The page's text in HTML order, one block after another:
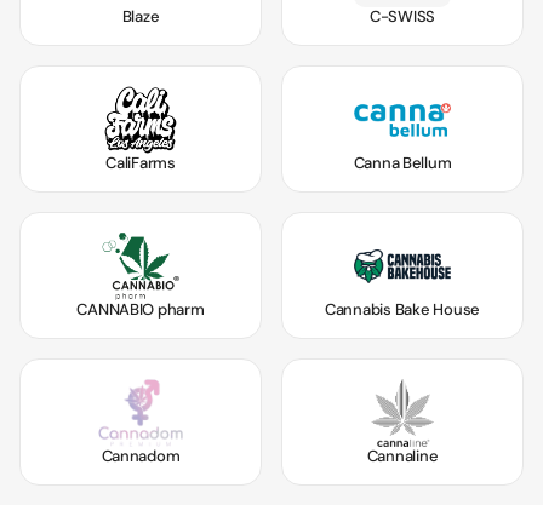
Blaze C-SWISS
CaliFarms Canna Bellum
CANNABIO pharm Cannabis Bake House
Cannadom Cannaline